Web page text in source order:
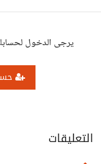
يرجى الدخول
التعليقات